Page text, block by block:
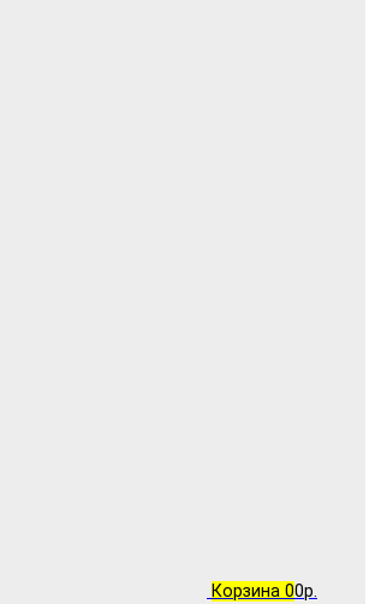
Корзина 00р.